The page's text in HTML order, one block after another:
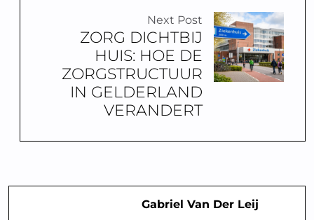
Next Post
ZORG DICHTBIJ
HUIS: HOE DE
ZORGSTRUCTUUR
IN GELDERLAND
VERANDERT
Gabriel Van Der Leij